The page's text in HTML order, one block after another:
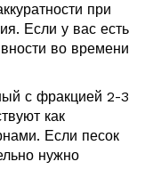
при
Если у вас есть
во времени
с фракцией 2-3
как
Если песок
нужно